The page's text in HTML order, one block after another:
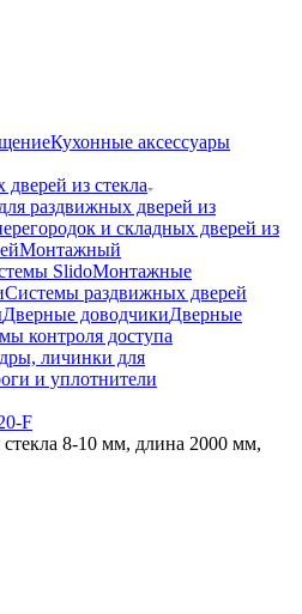
Кухонные аксессуары
из стекла
раздвижных дверей из
и складных дверей из
Монтажный
SlidoМонтажные
Системы раздвижных дверей
Дверные доводчикиДверные
контроля доступа
личинки для
и уплотнители
F
8-10 мм, длина 2000 мм,